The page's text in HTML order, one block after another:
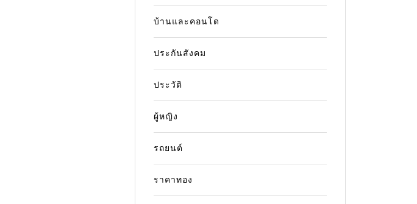
บ้านและคอนโด
ประกันสังคม
ประวัติ
ผู้หญิง
รถยนต์
ราคาทอง